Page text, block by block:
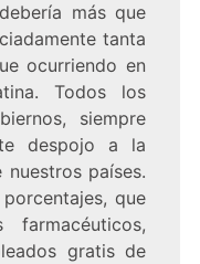
más que
tanta
ocurriendo en
Todos los
siempre
despojo a la
países.
que
gratis de